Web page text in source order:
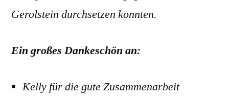
Gerolstein durchsetzen konnten.
Ein großes Dankeschön an:
Kelly für die gute Zusammenarbeit